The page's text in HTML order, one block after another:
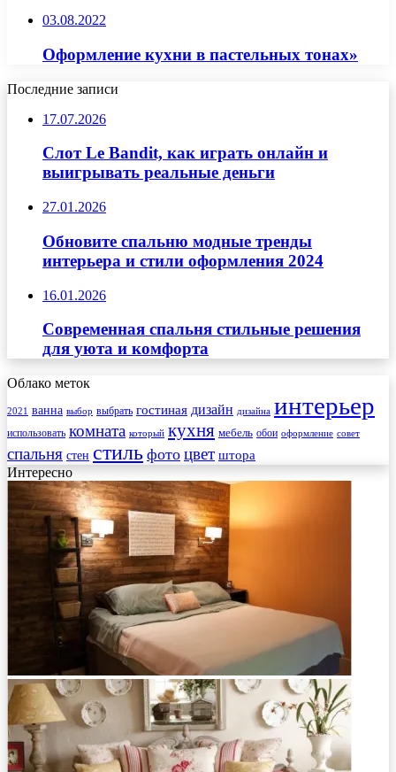
03.08.2022
Оформление кухни в пастельных тонах»
Последние записи
17.07.2026
Слот Le Bandit, как играть онлайн и
выигрывать реальные деньги
27.01.2026
Обновите спальню модные тренды
интерьера и стили оформления 2024
16.01.2026
Современная спальня стильные решения
для уюта и комфорта
Облако меток
2021 ванна выбор выбрать гостиная дизайн дизайна интерьер
использовать комната который кухня мебель обои оформление совет
спальня стен стиль фото цвет штора
Интересно